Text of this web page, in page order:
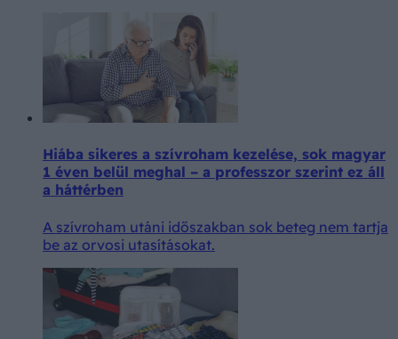
Hiába sikeres a szívroham kezelése, sok magyar
1 éven belül meghal – a professzor szerint ez áll
a háttérben
A szívroham utáni időszakban sok beteg nem tartja
be az orvosi utasításokat.